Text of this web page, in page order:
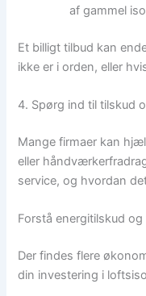
af gammel
Et billigt tilbud kan
ikke er i orden, eller
4. Spørg ind til tilskud
Mange firmaer kan
eller
service, og hvordan
Forstå energitilskud
Der findes flere
din investering i